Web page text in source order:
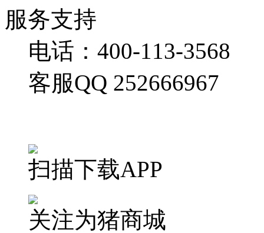
服务支持
电话：400-113-3568
客服QQ 252666967
扫描下载APP
关注为猪商城